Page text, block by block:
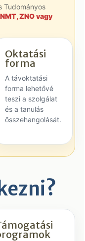
Tudományos
ZNO vagy
Oktatási
forma
A távoktatási
forma lehetővé
teszi a szolgálat
és a tanulás
összehangolását.